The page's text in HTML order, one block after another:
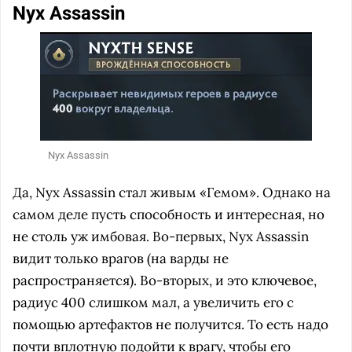
Nyx Assassin
Nyx Assassin
Да, Nyx Assassin стал живым «Гемом». Однако на
самом деле пусть способность и интересная, но
не столь уж имбовая. Во-первых, Nyx Assassin
видит только врагов (на варды не
распространяется). Во-вторых, и это ключевое,
радиус 400 слишком мал, а увеличить его с
помощью артефактов не получится. То есть надо
почти вплотную подойти к врагу, чтобы его